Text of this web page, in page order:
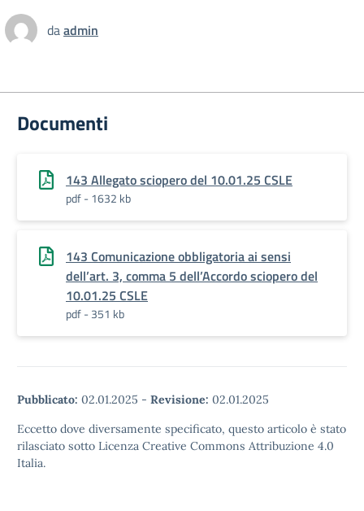
daadmin
Documenti
143 Allegato sciopero del 10.01.25 CSLE
pdf - 1632 kb
143 Comunicazione obbligatoria ai sensi
dell’art. 3, comma 5 dell’Accordo sciopero del
10.01.25 CSLE
pdf - 351 kb
Pubblicato: 02.01.2025 - Revisione: 02.01.2025
Eccetto dove diversamente specificato, questo articolo è stato
rilasciato sotto Licenza Creative Commons Attribuzione 4.0
Italia.